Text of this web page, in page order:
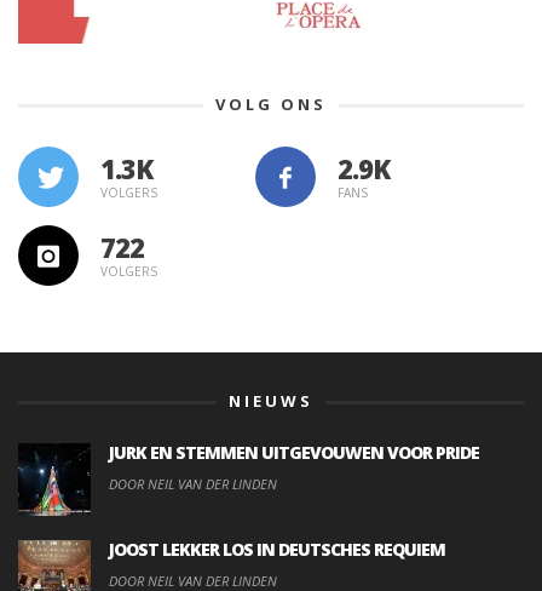
VOLG ONS
1.3K
VOLGERS FANS
722
VOLGERS
NIEUWS
JURK EN STEMMEN UITGEVOUWEN VOOR PRIDE
DOOR NEIL VAN DER LINDEN
JOOST LEKKER LOS IN DEUTSCHES REQUIEM
DOOR NEIL VAN DER LINDEN